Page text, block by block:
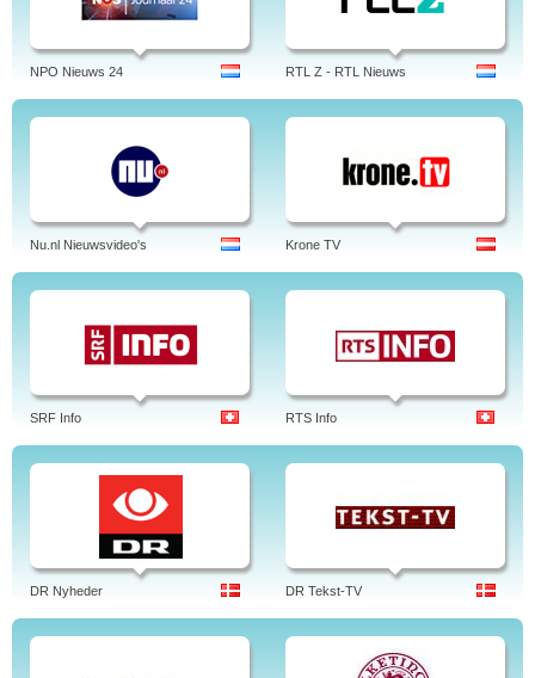
NPO Nieuws 24 RTL Z - RTL Nieuws
Nu.nl Nieuwsvideo's Krone TV
SRF Info RTS Info
DR Nyheder DR Tekst-TV